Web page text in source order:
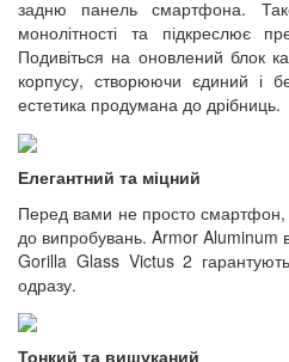
задню панель смартфона.
монолітності та підкреслює
Подивіться на оновлений блок
корпусу, створюючи єдиний і
естетика продумана до дрібниць.
Елегантний та міцний
Перед вами не просто смартфон,
до випробувань. Armor Aluminum
Gorilla Glass Victus 2 гарантують
одразу.
Тонкий та вишуканий